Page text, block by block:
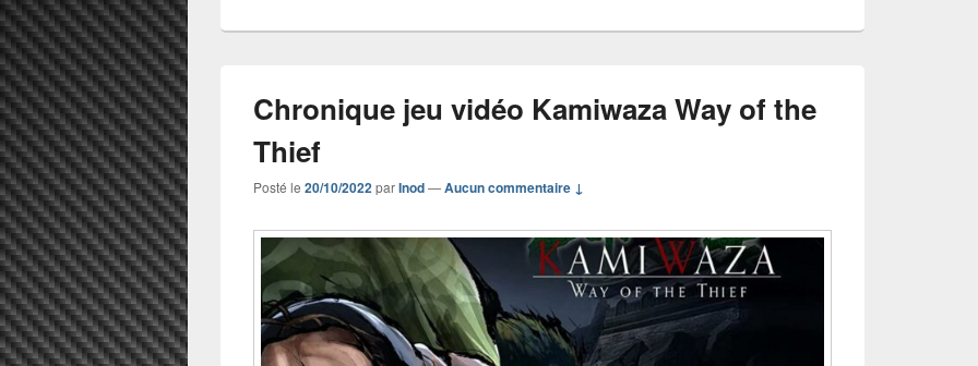
Chronique jeu vidéo Kamiwaza Way of the
Thief
Posté le 20/10/2022parInod—Aucun commentaire ↓